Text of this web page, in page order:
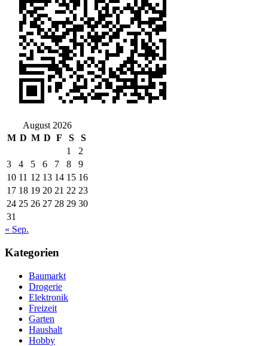
August 2026
M D M D F S
S
1
2
3
4 5 6 7 8
9
10 11 12 13 14 15 16
17 18 19 20 21 22 23
24 25 26 27 28 29 30
31
« Sep.
Kategorien
Baumarkt
Drogerie
Elektronik
Freizeit
Garten
Haushalt
Hobby